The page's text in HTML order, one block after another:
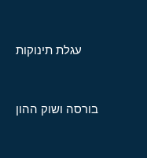
עגלת תינוקות
בורסה ושוק ההון